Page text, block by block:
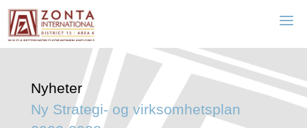
Nyheter
Ny Strategi- og virksomhetsplan
Zonta Egersund